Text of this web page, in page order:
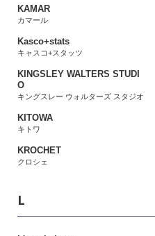
KAMAR
カマール
Kasco+stats
キャスコ+スタッツ
KINGSLEY WALTERS STUDI
O
キングスレー ウォルターズ スタジオ
KITOWA
キトワ
KROCHET
クロシェ
L